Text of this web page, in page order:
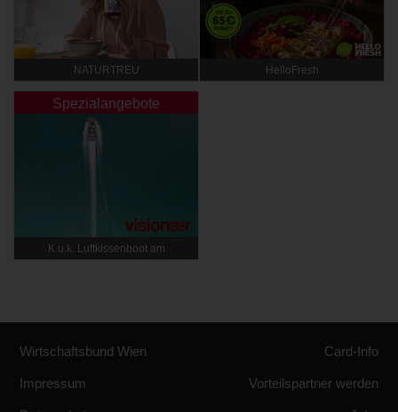
NATURTREU HelloFresh
Spezialangebote
K.u.k. Luftkissenboot am
Wirtschaftsbund Wien
Impressum
Card-Info
Vorteilspartner werden